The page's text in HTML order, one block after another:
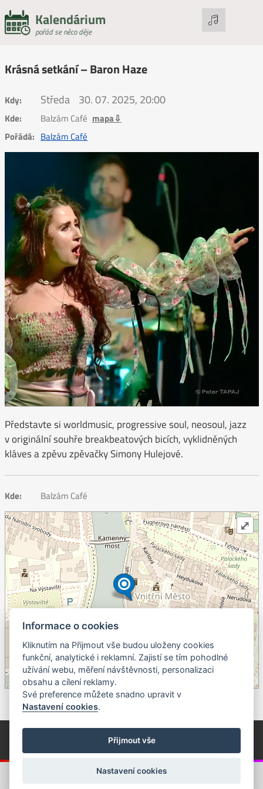
Kalendárium
pořád se něco děje
Krásná setkání – Baron Haze
Kdy: Středa 30. 07. 2025, 20:00
Kde: Balzám Café mapa⇩
Pořádá: Balzám Café
Představte si worldmusic, progressive soul, neosoul, jazz
v originální souhře breakbeatových bicích, vyklidněných
kláves a zpěvu zpěvačky Simony Hulejové.
Kde: Balzám Café
©OpenStreetMapcontributors.
⤢
© Píseckem / Kalendárium (Změna programu vyhrazena!)
(Cookies)
© 2018 - 2026 Realizace a správa webu:
Informace o cookies
Kliknutím na Přijmout vše budou uloženy cookies
funkční, analytické i reklamní. Zajistí se tím pohodlné
užívání webu, měření návštěvnosti, personalizaci
obsahu a cílení reklamy.
Své preference můžete snadno upravit v
Nastavení cookies.
Přijmout vše
Nastavení cookies